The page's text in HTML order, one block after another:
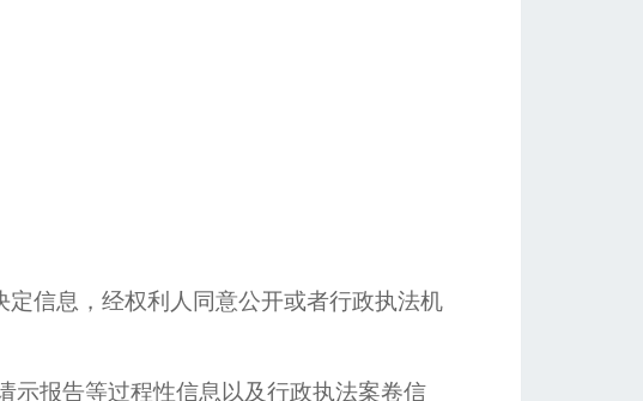
信息，经权利人同意公开或者行政执法机
示报告等过程性信息以及行政执法案卷信